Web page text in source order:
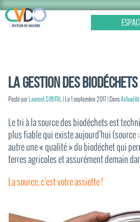
La Gestion des
Posté parLaurent SIBIRIL| Le1 septembre 2017| DansActualité
Le tri à la source des biodéchets est
plus fiable qui existe aujourd’hui
autre une « qualité » du biodéchet qui
terres agricoles et assurément demain
La source, c’est votre assiette !